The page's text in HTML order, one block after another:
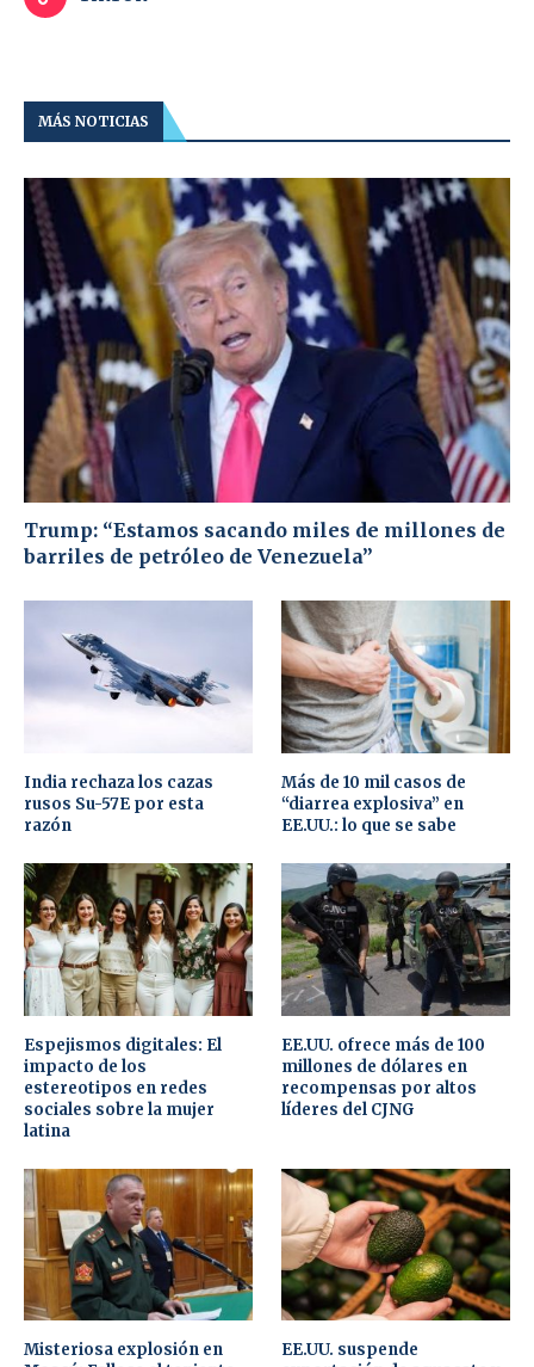
MÁS NOTICIAS
Trump: “Estamos sacando miles de millones de
barriles de petróleo de Venezuela”
India rechaza los cazas
rusos Su-57E por esta
razón
Más de 10 mil casos de
“diarrea explosiva” en
EE.UU.: lo que se sabe
Espejismos digitales: El
impacto de los
estereotipos en redes
sociales sobre la mujer
latina
EE.UU. ofrece más de 100
millones de dólares en
recompensas por altos
líderes del CJNG
Misteriosa explosión en
EE.UU. suspende